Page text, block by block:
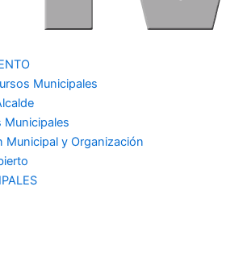
Municipales
Municipales
Municipal y Organización